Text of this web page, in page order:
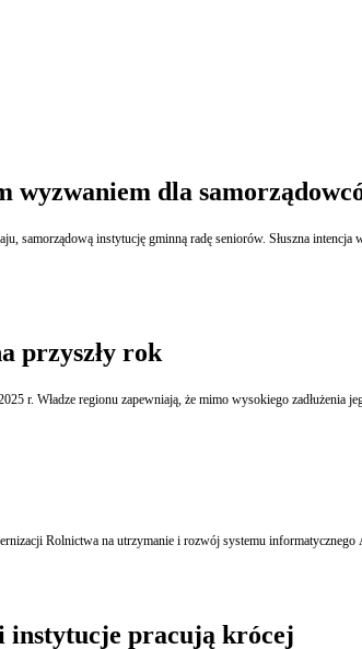
wyzwaniem dla
jednak w parze z przejrzystymi przepisami i sprawiła nie
przyszły rok
r. Władze regionu zapewniają, że mimo wysokiego zadłużenia
Rolnictwa na utrzymanie i rozwój systemu
instytucje pracują krócej